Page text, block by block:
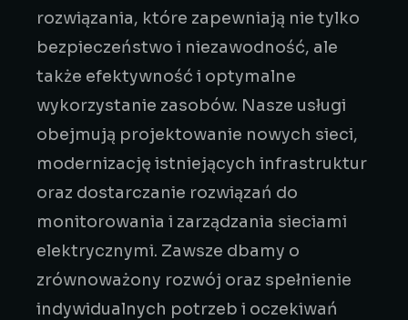
rozwiązania, które zapewniają nie tylko
bezpieczeństwo i niezawodność, ale
także efektywność i optymalne
wykorzystanie zasobów. Nasze usługi
obejmują projektowanie nowych sieci,
modernizację istniejących infrastruktur
oraz dostarczanie rozwiązań do
monitorowania i zarządzania sieciami
elektrycznymi. Zawsze dbamy o
zrównoważony rozwój oraz spełnienie
indywidualnych potrzeb i oczekiwań